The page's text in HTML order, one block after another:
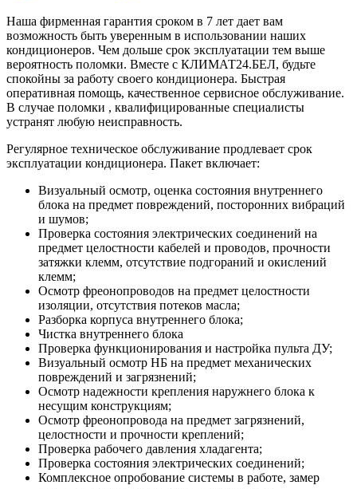
Наша фирменная гарантия сроком в 7 лет дает вам
возможность быть уверенным в использовании наших
кондиционеров. Чем дольше срок эксплуатации тем выше
вероятность поломки. Вместе с КЛИМАТ24.БЕЛ, будьте
спокойны за работу своего кондиционера. Быстрая
оперативная помощь, качественное сервисное обслуживание.
В случае поломки , квалифицированные специалисты
устранят любую неисправность.
Регулярное техническое обслуживание продлевает срок
эксплуатации кондиционера. Пакет включает:
Визуальный осмотр, оценка состояния внутреннего
блока на предмет повреждений, посторонних вибраций
и шумов;
Проверка состояния электрических соединений на
предмет целостности кабелей и проводов, прочности
затяжки клемм, отсутствие подгораний и окислений
клемм;
Осмотр фреонопроводов на предмет целостности
изоляции, отсутствия потеков масла;
Разборка корпуса внутреннего блока;
Чистка внутреннего блока
Проверка функционирования и настройка пульта ДУ;
Визуальный осмотр НБ на предмет механических
повреждений и загрязнений;
Осмотр надежности крепления наружнего блока к
несущим конструкциям;
Осмотр фреонопровода на предмет загрязнений,
целостности и прочности креплений;
Проверка рабочего давления хладагента;
Проверка состояния электрических соединений;
Комплексное опробование системы в работе, замер